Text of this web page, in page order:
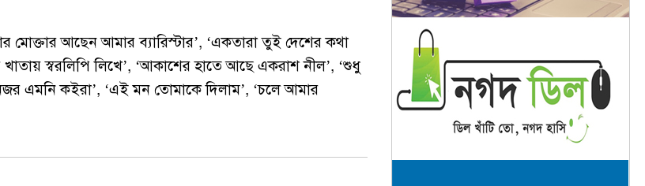
আছেন আমার ব্যারিস্টার’, ‘একতারা তুই দেশের কথা
স্বরলিপি লিখে’, ‘আকাশের হাতে আছে একরাশ নীল’, ‘শুধু
নজর এমনি কইরা’, ‘এই মন তোমাকে দিলাম’, ‘চলে আমার